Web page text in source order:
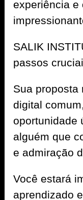
experiência e
SALIK
passos
Sua proposta
digital
oportunidade
alguém que
e admiração
Você estará
aprendizado